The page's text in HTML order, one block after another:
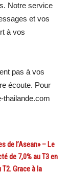
Notre service
et vos
à vos
pas à vos
écoute. Pour
thailande.com
de l’Asean» – Le
de 7,0% au T3 en
Grace à la